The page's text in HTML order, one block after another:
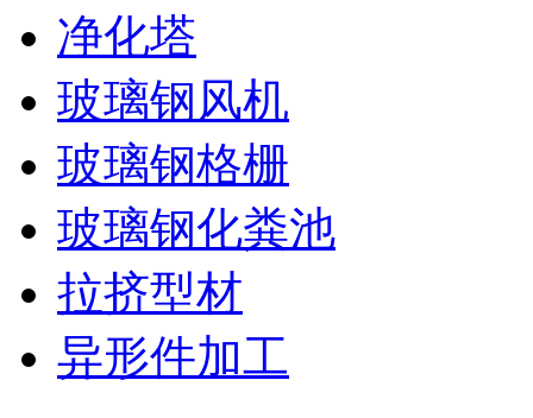
净化塔
玻璃钢风机
玻璃钢格栅
玻璃钢化粪池
拉挤型材
异形件加工